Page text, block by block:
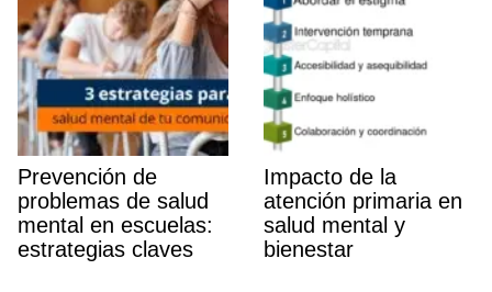
Prevención de
problemas de salud
mental en escuelas:
estrategias claves
Impacto de la
atención primaria en
salud mental y
bienestar